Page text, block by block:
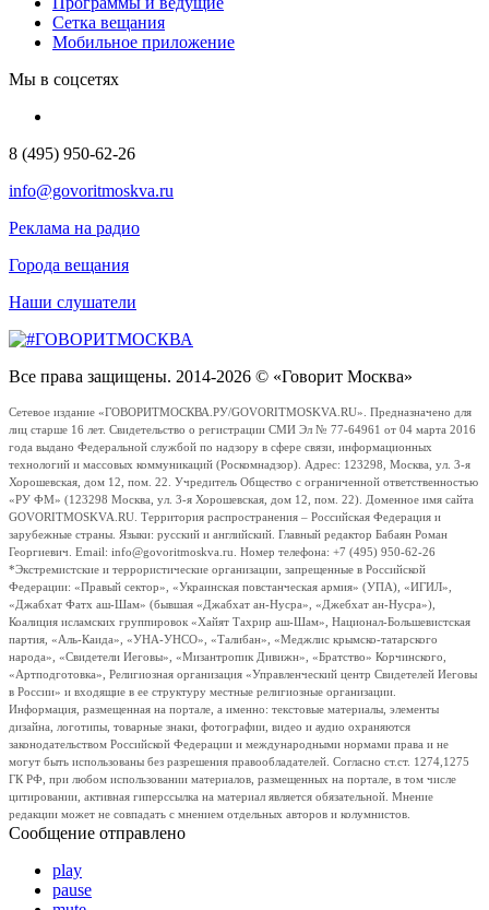
Сетка вещания
Мобильное приложение
Мы в соцсетях
8 (495) 950-62-26
info@govoritmoskva.ru
Реклама на радио
Города вещания
Наши слушатели
Все права защищены. 2014-2026 © «Говорит Москва»
Сетевое издание «ГОВОРИТМОСКВА.РУ/GOVORITMOSKVA.RU». Предназначено для
лиц старше 16 лет. Свидетельство о регистрации СМИ Эл № 77-64961 от 04 марта 2016
года выдано Федеральной службой по надзору в сфере связи, информационных
технологий и массовых коммуникаций (Роскомнадзор). Адрес: 123298, Москва, ул. 3-я
Хорошевская, дом 12, пом. 22. Учредитель Общество с ограниченной ответственностью
«РУ ФМ» (123298 Москва, ул. 3-я Хорошевская, дом 12, пом. 22). Доменное имя сайта
GOVORITMOSKVA.RU. Территория распространения – Российская Федерация и
зарубежные страны. Языки: русский и английский. Главный редактор Бабаян Роман
Георгиевич. Email: info@govoritmoskva.ru. Номер телефона: +7 (495) 950-62-26
*Экстремистские и террористические организации, запрещенные в Российской
Федерации: «Правый сектор», «Украинская повстанческая армия» (УПА), «ИГИЛ»,
«Джабхат Фатх аш-Шам» (бывшая «Джабхат ан-Нусра», «Джебхат ан-Нусра»),
Коалиция исламских группировок «Хайят Тахрир аш-Шам», Национал-Большевистская
партия, «Аль-Каида», «УНА-УНСО», «Талибан», «Меджлис крымско-татарского
народа», «Свидетели Иеговы», «Мизантропик Дивижн», «Братство» Корчинского,
«Артподготовка», Религиозная организация «Управленческий центр Свидетелей Иеговы
в России» и входящие в ее структуру местные религиозные организации.
Информация, размещенная на портале, а именно: текстовые материалы, элементы
дизайна, логотипы, товарные знаки, фотографии, видео и аудио охраняются
законодательством Российской Федерации и международными нормами права и не
могут быть использованы без разрешения правообладателей. Согласно ст.ст. 1274,1275
ГК РФ, при любом использовании материалов, размещенных на портале, в том числе
цитировании, активная гиперссылка на материал является обязательной. Мнение
редакции может не совпадать с мнением отдельных авторов и колумнистов.
Сообщение отправлено
play
pause